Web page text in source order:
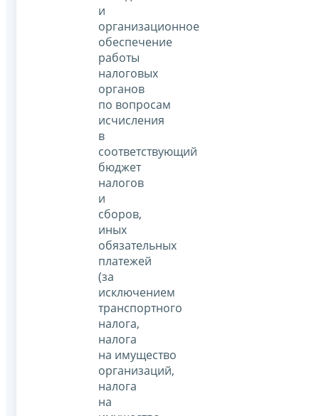
и
организационное
обеспечение
работы
налоговых
органов
по вопросам
исчисления
в
соответствующий
бюджет
налогов
и
сборов,
иных
обязательных
платежей
(за
исключением
транспортного
налога,
налога
на имущество
организаций,
налога
на